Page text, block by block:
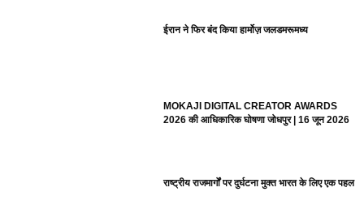
ईरान ने फिर बंद किया हार्मोज़ जलडमरूमध्य
MOKAJI DIGITAL CREATOR AWARDS
2026 की आधिकारिक घोषणा जोधपुर | 16 जून 2026
राष्ट्रीय राजमार्गों पर दुर्घटना मुक्त भारत के लिए एक पहल